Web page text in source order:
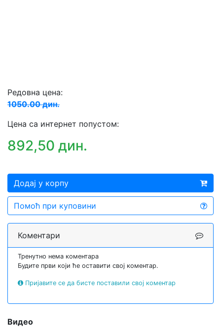
Редовна цена:
1050.00 дин.
Цена са интернет попустом:
892,50 дин.
Додај у корпу
Помоћ при куповини
Коментари
Тренутно нема коментара
Будите први који ће оставити свој коментар.
Пријавите се да бисте поставили свој коментар
Видео